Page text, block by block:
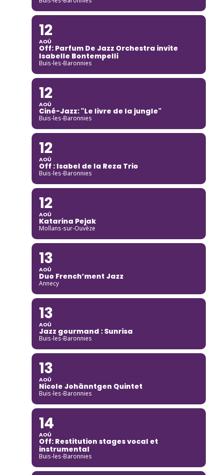
12
AOÛ
Off: Parfum De Jazz Orchestra invite
Isabelle Bontempelli
Buis-les-Baronnies
12
AOÛ
Ciné-Jazz: "Le livre de la jungle"
Buis-les-Baronnies
12
AOÛ
Off : Isabel de la Reza Trio
Buis-les-Baronnies
12
AOÛ
Katarina Pejak
Mollans-sur-Ouvèze
13
AOÛ
Duo French’ment Jazz
Annecy
13
AOÛ
Jazz gourmand : Sunrisa
Buis-les-Baronnies
13
AOÛ
Nicole Johänntgen Quintet
Buis-les-Baronnies
14
AOÛ
Off: Restitution stages vocal et
instrumental
Buis-les-Baronnies